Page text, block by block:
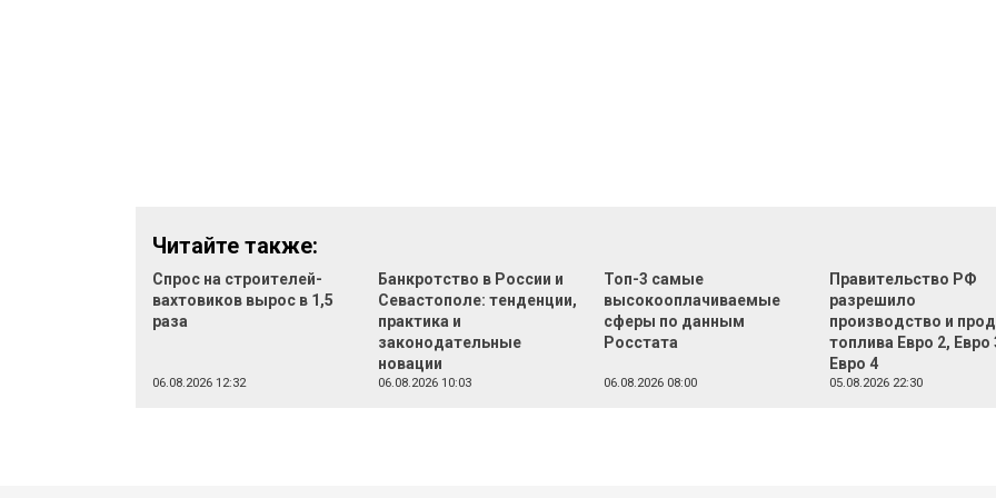
Читайте также:
Спрос на строителей-
вахтовиков вырос в 1,5
раза
06.08.2026 12:32
Банкротство в России и
Севастополе: тенденции,
практика и
законодательные
новации
06.08.2026 10:03
Топ-3 самые
высокооплачиваемые
сферы по данным
Росстата
06.08.2026 08:00
Правительство РФ
разрешило
производство и
топлива Евро 2, Евро
Евро 4
05.08.2026 22:30